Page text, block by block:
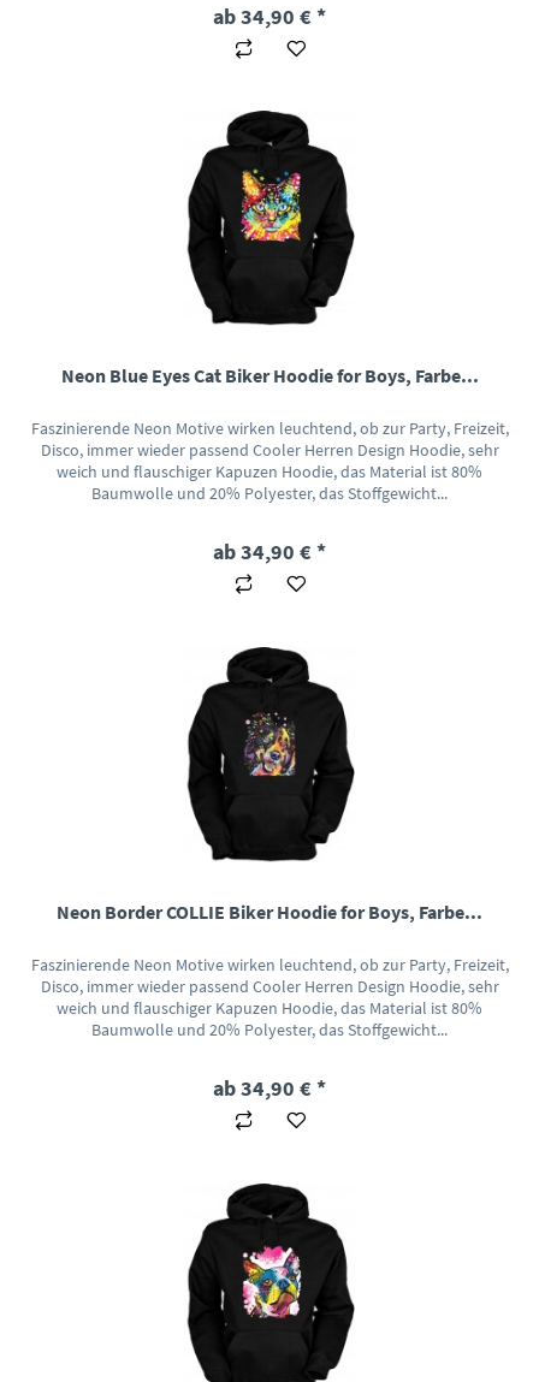
ab 34,90 € *
Neon Blue Eyes Cat Biker Hoodie for Boys, Farbe...
Faszinierende Neon Motive wirken leuchtend, ob zur Party, Freizeit,
Disco, immer wieder passend Cooler Herren Design Hoodie, sehr
weich und flauschiger Kapuzen Hoodie, das Material ist 80%
Baumwolle und 20% Polyester, das Stoffgewicht...
ab 34,90 € *
Neon Border COLLIE Biker Hoodie for Boys, Farbe...
Faszinierende Neon Motive wirken leuchtend, ob zur Party, Freizeit,
Disco, immer wieder passend Cooler Herren Design Hoodie, sehr
weich und flauschiger Kapuzen Hoodie, das Material ist 80%
Baumwolle und 20% Polyester, das Stoffgewicht...
ab 34,90 € *